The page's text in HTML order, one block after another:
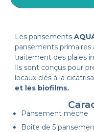
Les pansements
pansements primaires
traitement des plaies
Ils sont conçus pour
locaux clés à la
et les biofilms.
Pansement mèche
Boîte de 5